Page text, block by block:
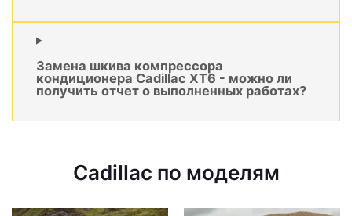
Замена шкива компрессора
кондиционера Cadillac XT6 - можно ли
получить отчет о выполненных работах?
Cadillac по моделям